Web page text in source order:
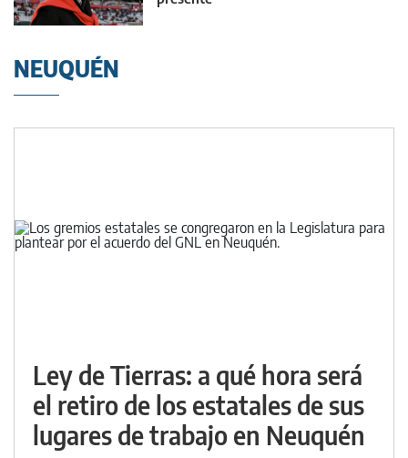
NEUQUÉN
Ley de Tierras: a qué hora será
el retiro de los estatales de sus
lugares de trabajo en Neuquén